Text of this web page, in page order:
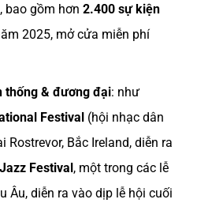
bao gồm hơn 2.400 sự kiện
2025, mở cửa miễn phí
thống & đương đại: như
Festival (hội nhạc dân
Rostrevor, Bắc Ireland, diễn ra
Festival , một trong các lễ
Âu, diễn ra vào dịp lễ hội cuối